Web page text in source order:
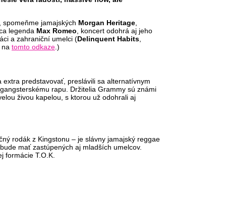
jamajských Morgan Heritage
legenda Max Romeo , koncert odohrá aj jeho
a zahraniční umelci (Delinquent Habits
tomto odkaze .)
extra predstavovať, preslávili sa alternatívnym
rapu. Držitelia Grammy sú známi
živou kapelou, s ktorou už odohrali aj
rodák z Kingstonu – je slávny jamajský reggae
mať zastúpených aj mladších umelcov.
formácie T.O.K.